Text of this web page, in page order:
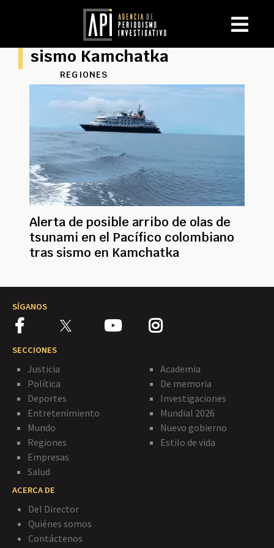
sismo Kamchatka
REGIONES
Alerta de posible arribo de olas de
tsunami en el Pacífico colombiano
tras sismo en Kamchatka
SÍGANOS
SECCIONES
Justicia
Política
Deportes
Entretenimiento
Mundo
Regiones
Empresas
Salud
Academia
De memoria
Investigaciones
Mundial 2026
Nuevo gobierno
Estilo de vida
ACERCA DE
Del Director
Quiénes somos
Contáctenos